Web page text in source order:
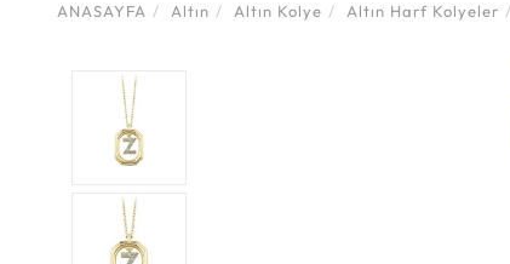
ANASAYFA Altın Altın Kolye Altın Harf Kolyeler